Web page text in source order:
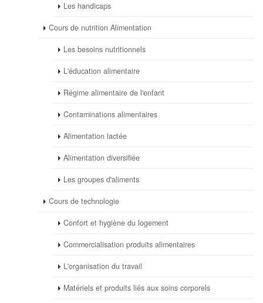
Les handicaps
Cours de nutrition Alimentation
Les besoins nutritionnels
L'éducation alimentaire
Régime alimentaire de l'enfant
Contaminations alimentaires
Alimentation lactée
Alimentation diversifiée
Les groupes d'aliments
Cours de technologie
Confort et hygiène du logement
Commercialisation produits alimentaires
L'organisation du travail
Matériels et produits liés aux soins corporels